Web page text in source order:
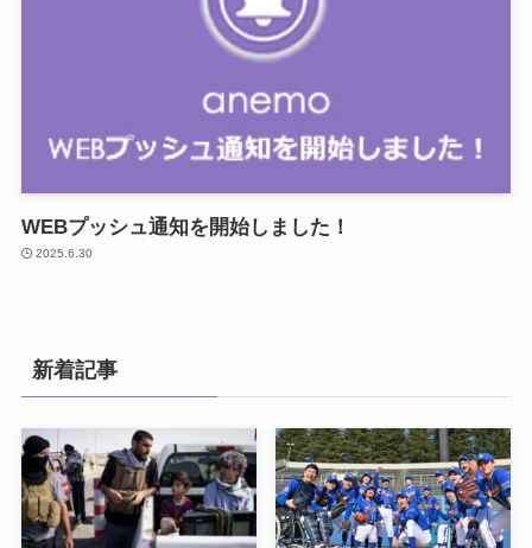
WEBプッシュ通知を開始しました！
2025.6.30
新着記事